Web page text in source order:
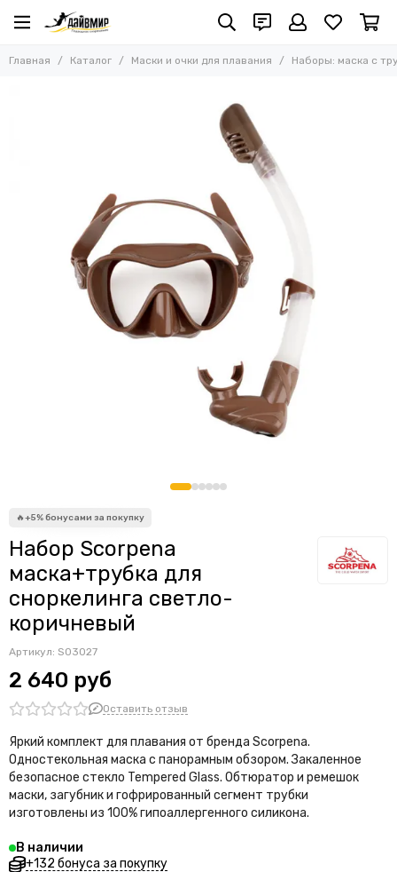
Маски и очки для плавания
Маски для дайвинга и сноркелинга
Наборы: маска, трубка, ласты
Аксессуары для масок
Маски со сменными линзами с диоптриями
Сменные линзы с диоптриями
Маски с цветным силиконом
Маски с прозрачным силиконом
Маски с черным силиконом
Главная Каталог Маски и очки для плавания Наборы: маска с
Набор Scorpena
маска+трубка для
сноркелинга светло-
коричневый
Артикул: S03027
2 640 руб
Оставить отзыв
Яркий комплект для плавания от бренда Scorpena.
Одностекольная маска с панорамным обзором. Закаленное
безопасное стекло Tempered Glass. Обтюратор и ремешок
маски, загубник и гофрированный сегмент трубки
изготовлены из 100% гипоаллергенного силикона.
В наличии
+132 бонуса за покупку